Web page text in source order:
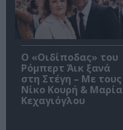
O «Οιδίποδας» του
Ρόμπερτ Άικ ξανά
στη Στέγη – Με τους
Νίκο Κουρή & Μαρία
Κεχαγιόγλου